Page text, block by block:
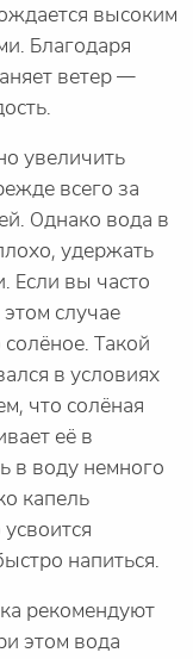
высоким
Благодаря
ветер —
увеличить
всего за
Однако вода в
удержать
Если вы часто
случае
Такой
в условиях
что солёная
её в
в воду немного
капель
напиться.
рекомендуют
этом вода